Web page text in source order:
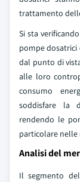
trattamento
Si sta
pompe
dal punto di
alle loro
consumo
soddisfare la
rendendo le
particolare nelle
Analisi del
Il segmento